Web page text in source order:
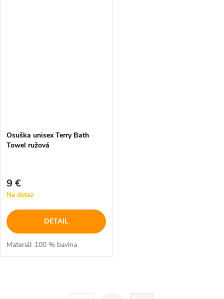
Osuška unisex Terry Bath
Towel ružová
9 €
Na dotaz
DETAIL
Materiál: 100 % bavlna